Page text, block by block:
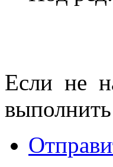
Если не